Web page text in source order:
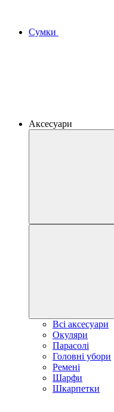
Сумки
Аксесуари
Всі аксесуари
Окуляри
Парасолі
Головні убори
Ремені
Шарфи
Шкарпетки